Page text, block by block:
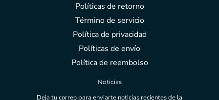
Políticas de retorno
Término de servicio
Política de privacidad
Políticas de envío
Política de reembolso
Noticias
Deja tu correo para enviarte noticias recientes de la